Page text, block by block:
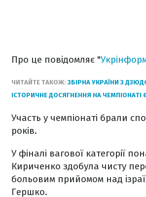
Про це повідомляє "
ЧИТАЙТЕ ТАКОЖ:ЗБІРНА УКРАЇНИ З
ІСТОРИЧНЕ ДОСЯГНЕННЯ НА ЧЕМПІОНАТІ
Участь у чемпіонаті брали
років.
У фіналі вагової категорії
Кириченко здобула чисту
больовим прийомом над
Гершко.